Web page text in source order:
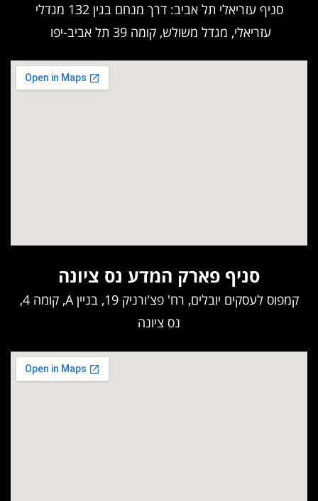
סניף פארק המדע נס ציונה
קמפוס לעסקים יובלים, רח' פצ'ורניק 19, בניין A, קומה 4,
נס ציונה
סניף עזריאלי תל אביב: דרך מנחם בגין 132 מגדלי
עזריאלי, מגדל משולש, קומה 39 תל אביב-יפו